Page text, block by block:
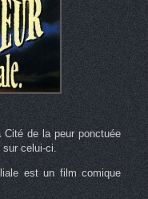
Cité de la peur ponctuée
sur celui-ci.
est un film comique